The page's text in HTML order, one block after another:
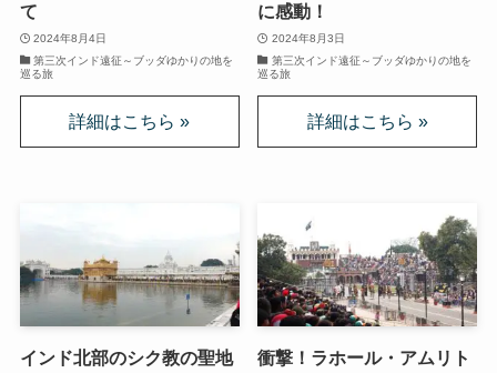
上巻
連載「『レ・ミゼラブル』を読む」
ドストエフスキー資料データベース
ドストエフスキー作品
ドストエフスキー伝記
て
2024年8月4日
第三次インド遠征～ブッダゆかりの地を
巡る旅
に感動！
2024年8月3日
第三次インド遠征～ブッダゆかりの地を
巡る旅
インド北部のシク教の聖地
衝撃！ラホール・アムリト